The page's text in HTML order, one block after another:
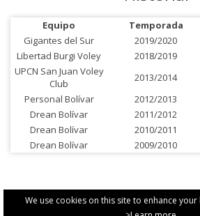
We use cookies on this site to enhance
Equipo Temporada
Gigantes del Sur
2019/2020
Libertad Burgi Voley
2018/2019
UPCN San Juan Voley
Club
2013/2014
Personal Bolívar
2012/2013
Drean Bolívar
2011/2012
Drean Bolívar
2010/2011
Drean Bolívar
2009/2010